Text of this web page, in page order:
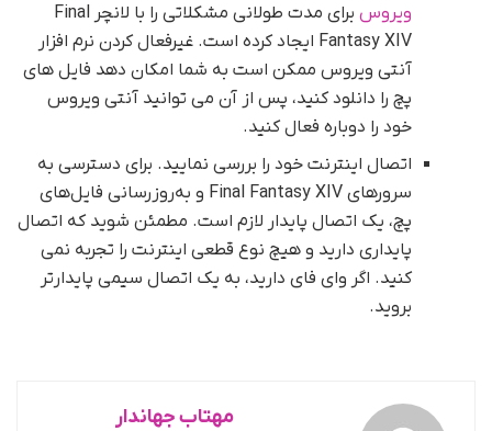
ویروس
برای مدت طولانی مشکلاتی را با لانچر Final
Fantasy XIV ایجاد کرده است. غیرفعال کردن نرم افزار
آنتی ویروس ممکن است به شما امکان دهد فایل های
پچ را دانلود کنید، پس از آن می توانید آنتی ویروس
خود را دوباره فعال کنید.
اتصال اینترنت خود را بررسی نمایید. برای دسترسی به
سرورهای Final Fantasy XIV و به‌روزرسانی فایل‌های
پچ، یک اتصال پایدار لازم است. مطمئن شوید که اتصال
پایداری دارید و هیچ نوع قطعی اینترنت را تجربه نمی
کنید. اگر وای فای دارید، به یک اتصال سیمی پایدارتر
بروید.
مهتاب جهاندار